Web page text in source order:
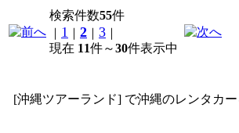
検索件数55件
1 2 3
現在 11件～30件表示中
[沖縄ツアーランド] で沖縄のレンタカ